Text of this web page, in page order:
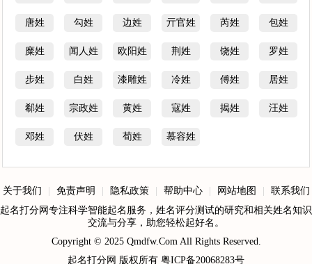
唐姓 勾姓 边姓 亓官姓 芮姓 包姓
糜姓 闻人姓 欧阳姓 荆姓 饶姓 罗姓
步姓 白姓 漆雕姓 冷姓 傅姓 居姓
郗姓 宗政姓 黄姓 寇姓 揭姓 汪姓
邓姓 伏姓 荀姓 慕容姓
关于我们 免责声明 隐私政策 帮助中心 网站地图
联系我们
起名打分网专注科学智能起名服务，姓名评分测试的研究和相关姓名知识
交流与分享，助您轻松起好名。
Copyright © 2025 Qmdfw.ComAll Rights Reserved.
起名打分网 版权所有 粤ICP备20068283号